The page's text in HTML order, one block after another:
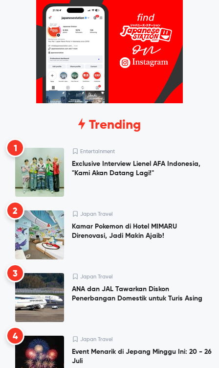
Trending
1 Entertainment
Exclusive Interview Lienel AFA Indonesia,
"Kami Akan Datang Lagi!"
2 Japan Travel
Kamar Pokemon di Hotel MIMARU
Direnovasi, Jadi Makin Ajaib!
3 Japan Travel
ANA dan JAL Tawarkan Diskon
Penerbangan Domestik untuk Turis Asing
4 Japan Travel
Event Menarik di Jepang Minggu Ini: 20 - 26
Juli